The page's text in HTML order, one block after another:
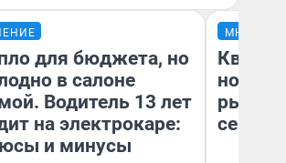
для бюджета, но
в салоне
Водитель 13 лет
на электрокаре:
и минусы
МНЕНИЕ
но
рынок